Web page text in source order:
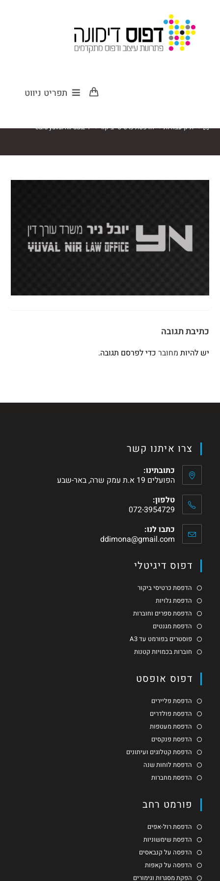
תפריט ניווט
> תיק עבודות > הדפסת כרטיסי ביקור >
card yuval nir dutz-1
כתיבת תגובה
יש להיות מחובר כדי לפרסם תגובה.
צרו איתנו קשר
כתובתינו:
הפועלים 19 א.ת עמק שרה, באר-שבע
טלפון:
072-3954729
כתבו לנו:
ddimona@gmail.com
דפוס דיגיטלי
הדפסת כרטיסי ביקור
הדפסת גלויות
הדפסת ספרים וחוברות
הדפסת מגנטים
פוסטרים בפורמט עד A3
חוברות בכמויות קטנות
דפוס אופסט
הדפסת פליירים
הדפסת פולדרים
הדפסת מעטפות
הדפסת פנקסים
הדפסת קטלוגים ועיתונים
הדפסת לוחות שנה
הדפסת מחברות
פורמט רחב
הדפסת רול-אפים
הדפסת שימשוניות
הדפסה על קנבאסים
הדפסה על קאפות
הפקת מסגרות וגימורים